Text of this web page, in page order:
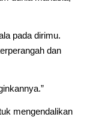
pada dirimu.
dan
mengendalikan